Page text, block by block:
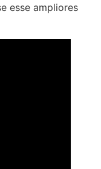
esse ampliores